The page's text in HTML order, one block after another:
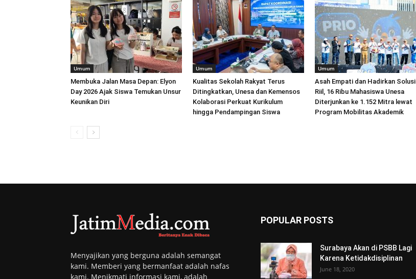
Umum
Membuka Jalan Masa Depan: Elyon
Day 2026 Ajak Siswa Temukan Unsur
Keunikan Diri
Umum
Kualitas Sekolah Rakyat Terus
Ditingkatkan, Unesa dan Kemensos
Kolaborasi Perkuat Kurikulum
hingga Pendampingan Siswa
Umum
Asah Empati dan Hadirkan Solusi
Riil, 16 Ribu Mahasiswa Unesa
Diterjunkan ke 1.152 Mitra lewat
Program Mobilitas Akademik
Menyajikan yang berguna adalah semangat
kami. Memberi yang bermanfaat adalah nafas
kami. Menikmati informasi kami, adalah
POPULAR POSTS
Surabaya Akan di PSBB Lagi
Karena Ketidakdisiplinan
June 18, 2020